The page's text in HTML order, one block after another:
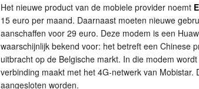
Het nieuwe product van de mobiele provider noemt
15 euro per maand. Daarnaast moeten nieuwe
aanschaffen voor 29 euro. Deze modem is een
waarschijnlijk bekend voor: het betreft een Chinese
uitbracht op de Belgische markt. In die modem
verbinding maakt met het 4G-netwerk van Mobistar.
aangesloten worden.